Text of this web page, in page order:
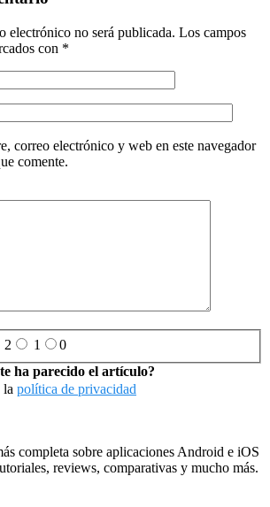
electrónico no será publicada. Los campos
con *
correo electrónico y web en este navegador
comente.
2 1
0
ha parecido el artículo?
la política de privacidad
completa sobre aplicaciones Android e iOS
reviews, comparativas y mucho más.